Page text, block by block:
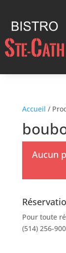
Accueil /
Aucun
Pour toute
(514) 256-